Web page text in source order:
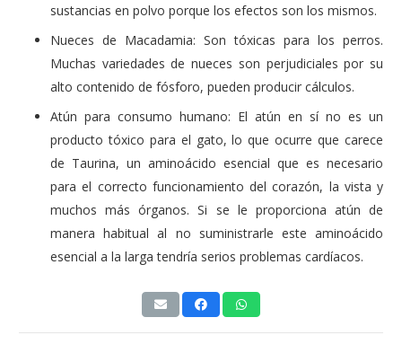
sustancias en polvo porque los efectos son los mismos.
Nueces de Macadamia: Son tóxicas para los perros.
Muchas variedades de nueces son perjudiciales por su
alto contenido de fósforo, pueden producir cálculos.
Atún para consumo humano: El atún en sí no es un
producto tóxico para el gato, lo que ocurre que carece
de Taurina, un aminoácido esencial que es necesario
para el correcto funcionamiento del corazón, la vista y
muchos más órganos. Si se le proporciona atún de
manera habitual al no suministrarle este aminoácido
esencial a la larga tendría serios problemas cardíacos.